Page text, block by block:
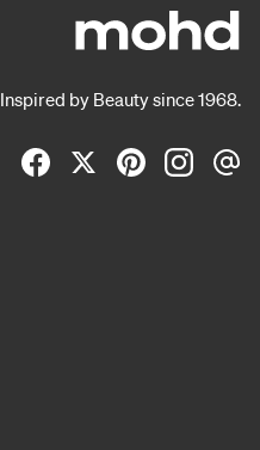
Inspired by Beauty since 1968.